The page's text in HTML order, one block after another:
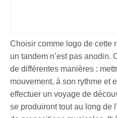
Choisir comme logo de cette
un tandem n’est pas anodin.
de différentes manières :
mouvement, à son rythme et
effectuer un voyage de
se produiront tout au long de